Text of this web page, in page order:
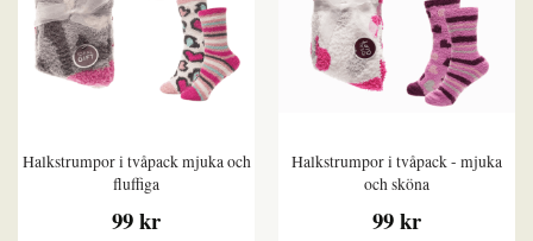
Halkstrumpor i tvåpack mjuka och
fluffiga
99 kr
Halkstrumpor i tvåpack - mjuka
och sköna
99 kr